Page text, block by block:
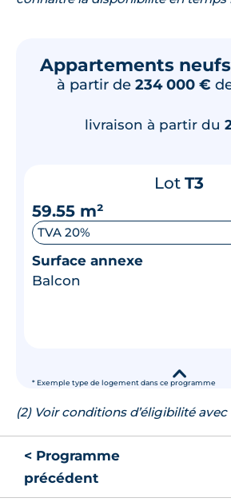
Appartements
à partir de 234 000 €
* Exemple type de logement dans ce programme
livraison à partir du
Lot T3
59.55 m²
TVA 20%
Surface annexe
Balcon
▾
(2) Voir conditions d’éligibilité
< Programme
précédent